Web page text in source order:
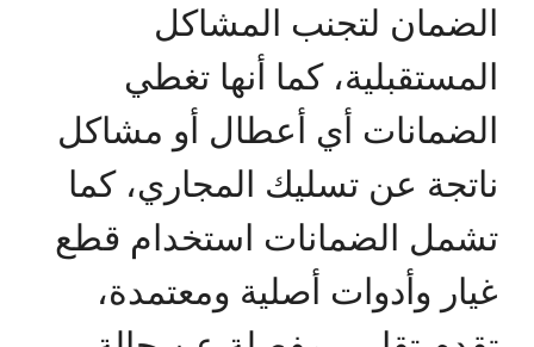
الضمان لتجنب المشاكل
المستقبلية، كما أنها تغطي
الضمانات أي أعطال أو مشاكل
ناتجة عن تسليك المجاري، كما
تشمل الضمانات استخدام قطع
غيار وأدوات أصلية ومعتمدة،